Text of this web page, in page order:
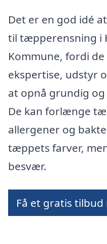
Det er en god idé
til tæpperensning i
Kommune, fordi
ekspertise, udstyr
at opnå grundig
De kan forlænge
allergener og
tæppets farver,
besvær.
Få et gratis tilbud